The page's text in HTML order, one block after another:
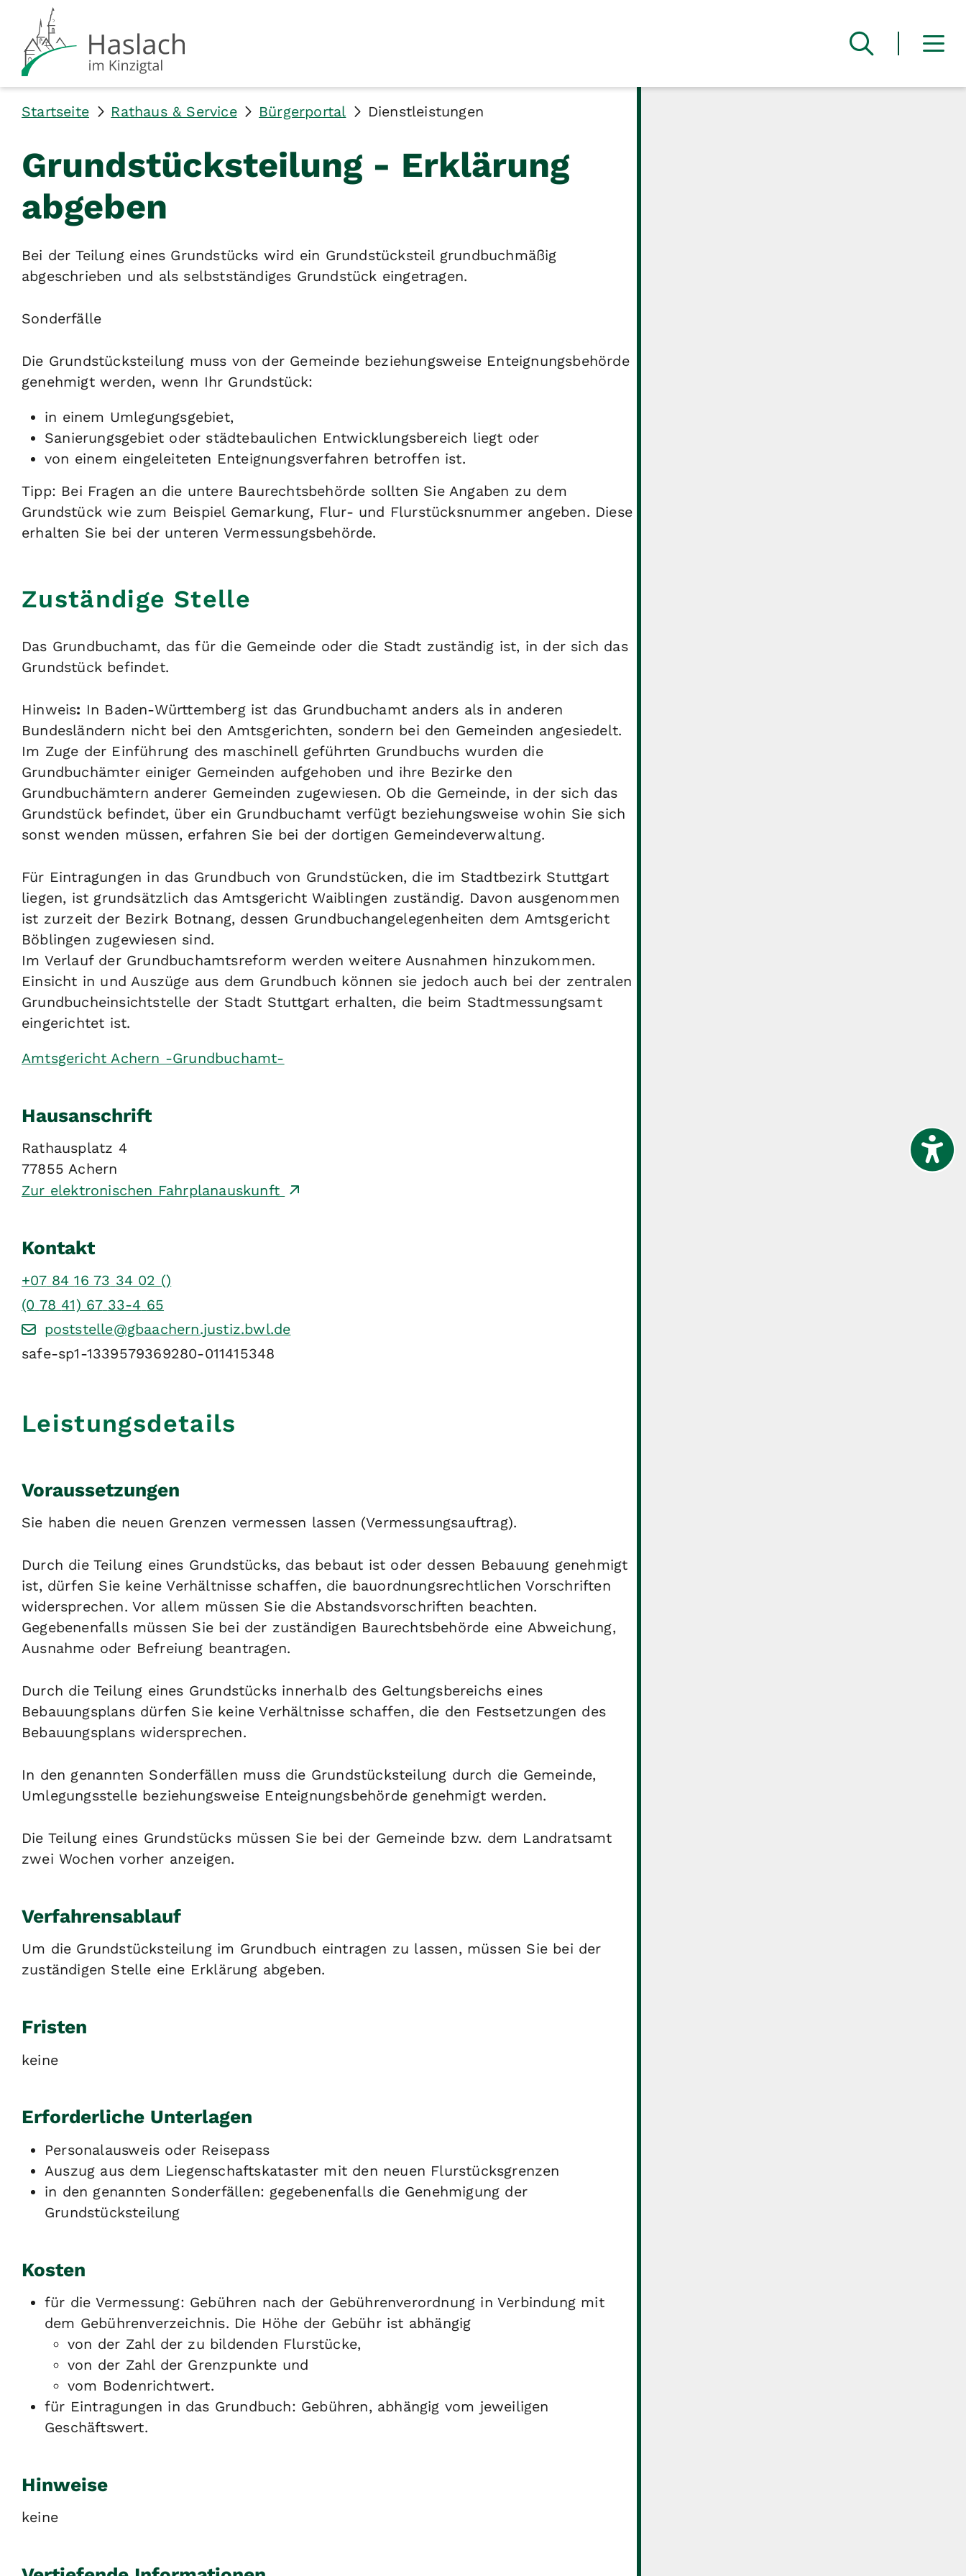
Startseite Rathaus & Service Bürgerportal Dienstleistungen
Grundstücksteilung - Erklärung
abgeben
Bei der Teilung eines Grundstücks wird ein Grundstücksteil grundbuchmäßig
abgeschrieben und als selbstständiges Grundstück eingetragen.
Sonderfälle
Die Grundstücksteilung muss von der Gemeinde beziehungsweise Enteignungsbehörde
genehmigt werden, wenn Ihr Grundstück:
in einem Umlegungsgebiet,
Sanierungsgebiet oder städtebaulichen Entwicklungsbereich liegt oder
von einem eingeleiteten Enteignungsverfahren betroffen ist.
Tipp: Bei Fragen an die untere Baurechtsbehörde sollten Sie Angaben zu dem
Grundstück wie zum Beispiel Gemarkung, Flur- und Flurstücksnummer angeben. Diese
erhalten Sie bei der unteren Vermessungsbehörde.
Zuständige Stelle
Das Grundbuchamt, das für die Gemeinde oder die Stadt zuständig ist, in der sich das
Grundstück befindet.
Hinweis: In Baden-Württemberg ist das Grundbuchamt anders als in anderen
Bundesländern nicht bei den Amtsgerichten, sondern bei den Gemeinden angesiedelt.
Im Zuge der Einführung des maschinell geführten Grundbuchs wurden die
Grundbuchämter einiger Gemeinden aufgehoben und ihre Bezirke den
Grundbuchämtern anderer Gemeinden zugewiesen. Ob die Gemeinde, in der sich das
Grundstück befindet, über ein Grundbuchamt verfügt beziehungsweise wohin Sie sich
sonst wenden müssen, erfahren Sie bei der dortigen Gemeindeverwaltung.
Für Eintragungen in das Grundbuch von Grundstücken, die im Stadtbezirk Stuttgart
liegen, ist grundsätzlich das Amtsgericht Waiblingen zuständig. Davon ausgenommen
ist zurzeit der Bezirk Botnang, dessen Grundbuchangelegenheiten dem Amtsgericht
Böblingen zugewiesen sind.
Im Verlauf der Grundbuchamtsreform werden weitere Ausnahmen hinzukommen.
Einsicht in und Auszüge aus dem Grundbuch können sie jedoch auch bei der zentralen
Grundbucheinsichtstelle der Stadt Stuttgart erhalten, die beim Stadtmessungsamt
eingerichtet ist.
Amtsgericht Achern -Grundbuchamt-
Hausanschrift
Rathausplatz 4
77855 Achern
Zur elektronischen Fahrplanauskunft
Kontakt
+07 84 16 73 34 02 ()
(0 78 41) 67 33-4 65
poststelle@gbaachern.justiz.bwl.de
safe-sp1-1339579369280-011415348
Leistungsdetails
Voraussetzungen
Sie haben die neuen Grenzen vermessen lassen (Vermessungsauftrag).
Durch die Teilung eines Grundstücks, das bebaut ist oder dessen Bebauung genehmigt
ist, dürfen Sie keine Verhältnisse schaffen, die bauordnungsrechtlichen Vorschriften
widersprechen. Vor allem müssen Sie die Abstandsvorschriften beachten.
Gegebenenfalls müssen Sie bei der zuständigen Baurechtsbehörde eine Abweichung,
Ausnahme oder Befreiung beantragen.
Durch die Teilung eines Grundstücks innerhalb des Geltungsbereichs eines
Bebauungsplans dürfen Sie keine Verhältnisse schaffen, die den Festsetzungen des
Bebauungsplans widersprechen.
In den genannten Sonderfällen muss die Grundstücksteilung durch die Gemeinde,
Umlegungsstelle beziehungsweise Enteignungsbehörde genehmigt werden.
Die Teilung eines Grundstücks müssen Sie bei der Gemeinde bzw. dem Landratsamt
zwei Wochen vorher anzeigen.
Verfahrensablauf
Um die Grundstücksteilung im Grundbuch eintragen zu lassen, müssen Sie bei der
zuständigen Stelle eine Erklärung abgeben.
Fristen
keine
Erforderliche Unterlagen
Personalausweis oder Reisepass
Auszug aus dem Liegenschaftskataster mit den neuen Flurstücksgrenzen
in den genannten Sonderfällen: gegebenenfalls die Genehmigung der
Grundstücksteilung
Kosten
für die Vermessung: Gebühren nach der Gebührenverordnung in Verbindung mit
dem Gebührenverzeichnis. Die Höhe der Gebühr ist abhängig
von der Zahl der zu bildenden Flurstücke,
von der Zahl der Grenzpunkte und
vom Bodenrichtwert.
für Eintragungen in das Grundbuch: Gebühren, abhängig vom jeweiligen
Geschäftswert.
Hinweise
keine